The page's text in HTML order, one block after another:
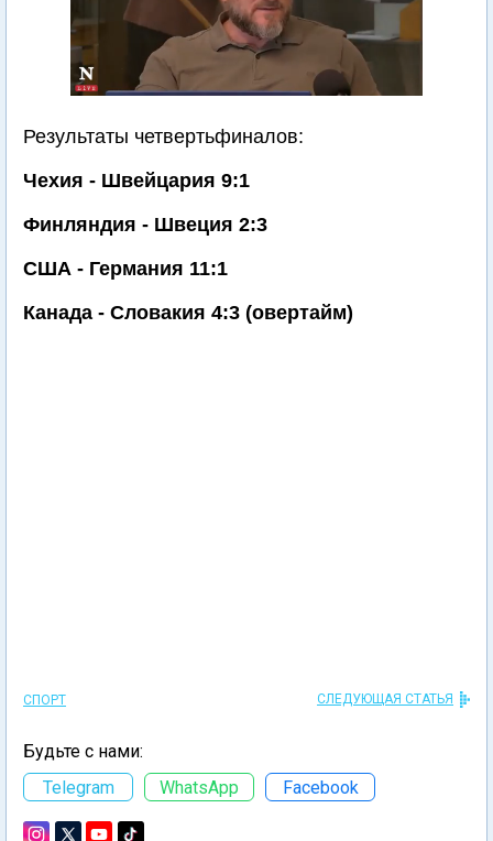
Результаты четвертьфиналов:
Чехия - Швейцария 9:1
Финляндия - Швеция 2:3
США - Германия 11:1
Канада - Словакия 4:3 (овертайм)
СПОРТ СЛЕДУЮЩАЯ СТАТЬЯ
Будьте с нами:
Telegram
WhatsApp Facebook